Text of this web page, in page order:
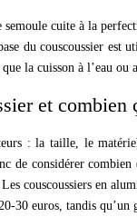
cuite à la
du couscoussier
la cuisson à l’eau
et combien
: la taille, le
de considérer
couscoussiers en
30 euros, tandis